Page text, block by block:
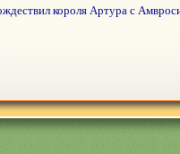
короля Артура с